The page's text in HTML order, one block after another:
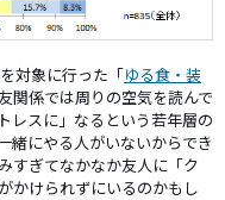
対象に行った「ゆる食・装
関係では周りの空気を読んで
レスに」なるという若年層の
緒にやる人がいないからでき
すぎてなかなか友人に「ク
かけられずにいるのかもし